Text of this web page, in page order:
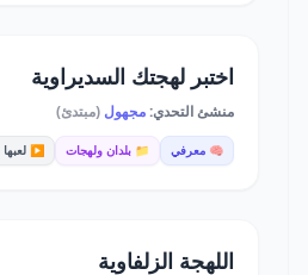
اختبر لهجتك السديراوية
منشئ التحدي:مجهول (مبتدئ)
🧠 معرفي 📁 بلدان ولهجات ▶️ لعبها 435
اللهجة الزلفاوية